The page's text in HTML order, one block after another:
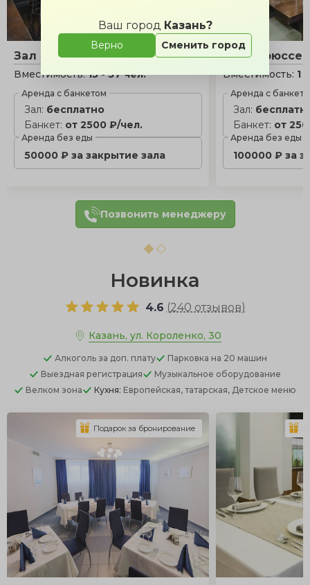
Ваш город Казань?
Верно Сменить город
Зал «Кега»
Вместимость:15 - 37 чел.
Аренда с банкетом
Зал: бесплатно
Банкет: от 2500 ₽/чел.
Аренда без еды
50000 ₽ за закрытие зала
Зал
Вместимость: 1
Аренда с
Зал:
Банкет: от
Аренда без еды
100000 ₽ за
Позвонить менеджеру
Новинка
4.6 (240 отзывов)
Казань, ул. Короленко, 30
Алкоголь за доп. плату Парковка на 20 машин
Выездная регистрация
Музыкальное оборудование
Велком зона
Кухня: Европейская, татарская, Детское меню
Подарок за бронирование